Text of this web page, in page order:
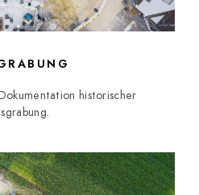
historischer